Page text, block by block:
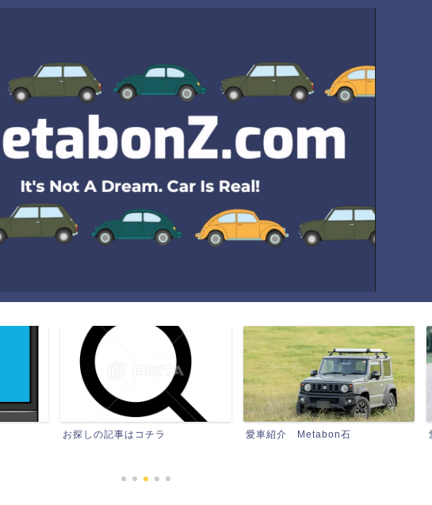
愛車紹介 Metabon石 愛車紹介 Metabon宮